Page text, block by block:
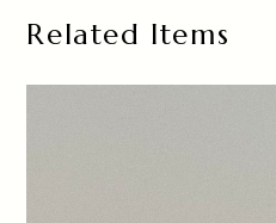
Related Items